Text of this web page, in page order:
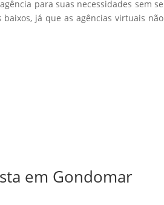
para suas necessidades sem se
já que as agências virtuais não
em Gondomar